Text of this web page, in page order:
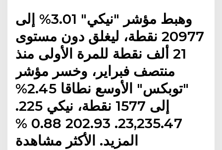
وهبط مؤشر "نيكي" 3.01% إلى
20977 نقطة، ليغلق دون مستوى
21 ألف نقطة للمرة الأولى منذ
منتصف فبراير، وخسر مؤشر
"توبكس" الأوسع نطاقا 2.45%
إلى 1577 نقطة، نيكي 225.
23,235.47. 202.93 0.88 %
المزيد. الأكثر مشاهدة